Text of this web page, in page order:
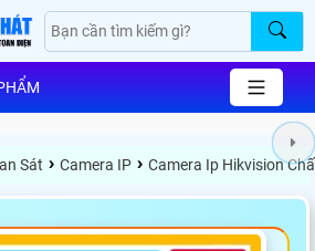
Sát › Camera IP › Camera Ip Hikvision